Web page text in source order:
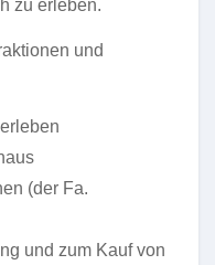
zu erleben.
und
(der Fa.
und zum Kauf von